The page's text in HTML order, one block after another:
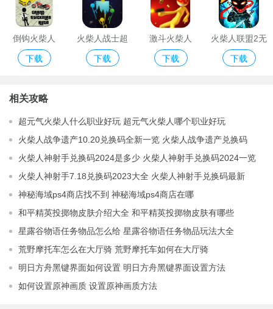
倒钩火柴人
下载
火柴人战士超
级赛亚人
下载
激斗火柴人
下载
火柴人联盟2无
限火柴钻石版
下载
相关攻略
超元气火柴人什么职业好玩 超元气火柴人哪个职业好玩
火柴人战争遗产10.20兑换码全新一览 火柴人战争遗产兑换码
2023年最新领取
火柴人神射手兑换码2024是多少 火柴人神射手兑换码2024一览
火柴人神射手7.18兑换码2023大全 火柴人神射手兑换码最新
2023分享
神秘海域ps4商店找不到 神秘海域ps4商店在哪
和平精英投掷物皮肤介绍大全 和平精英投掷物皮肤有哪些
星露谷物语任务物品怎么给 星露谷物语任务物品玩法大全
荒野摩托车怎么在大厅骑 荒野摩托车如何在大厅骑
明日方舟黑键界面如何设置 明日方舟黑键界面设置方法
如何设置原神画质 设置原神画质方法